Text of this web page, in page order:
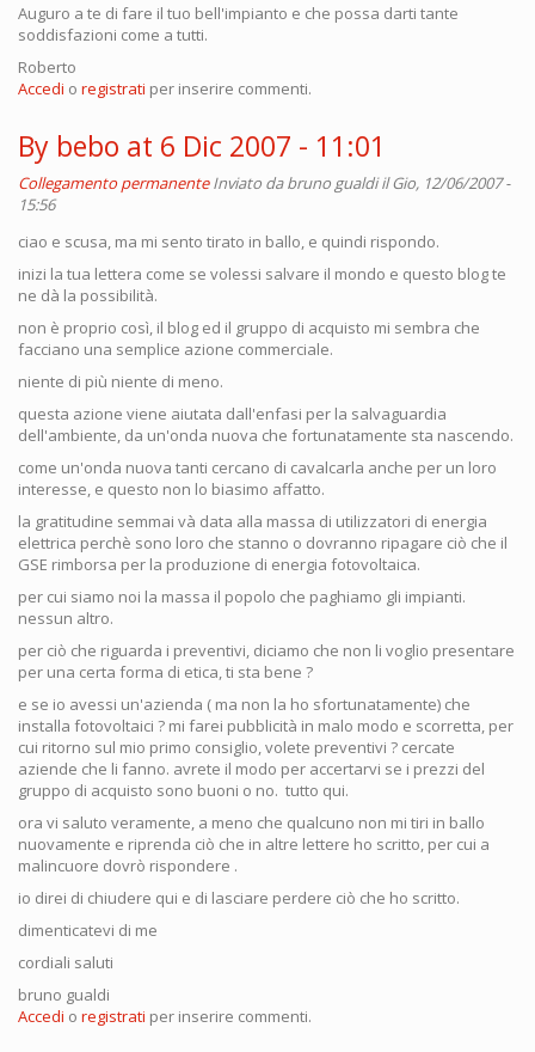
Auguro a te di fare il tuo bell'impianto e che possa darti tante
soddisfazioni come a tutti.
Roberto
Accedi o registrati per inserire commenti.
By bebo at 6 Dic 2007 - 11:01
Collegamento permanente Inviato dabruno gualdiil Gio, 12/06/2007 -
15:56
ciao e scusa, ma mi sento tirato in ballo, e quindi rispondo.
inizi la tua lettera come se volessi salvare il mondo e questo blog te
ne dà la possibilità.
non è proprio così, il blog ed il gruppo di acquisto mi sembra che
facciano una semplice azione commerciale.
niente di più niente di meno.
questa azione viene aiutata dall'enfasi per la salvaguardia
dell'ambiente, da un'onda nuova che fortunatamente sta nascendo.
come un'onda nuova tanti cercano di cavalcarla anche per un loro
interesse, e questo non lo biasimo affatto.
la gratitudine semmai và data alla massa di utilizzatori di energia
elettrica perchè sono loro che stanno o dovranno ripagare ciò che il
GSE rimborsa per la produzione di energia fotovoltaica.
per cui siamo noi la massa il popolo che paghiamo gli impianti.
nessun altro.
per ciò che riguarda i preventivi, diciamo che non li voglio presentare
per una certa forma di etica, ti sta bene ?
e se io avessi un'azienda ( ma non la ho sfortunatamente) che
installa fotovoltaici ? mi farei pubblicità in malo modo e scorretta, per
cui ritorno sul mio primo consiglio, volete preventivi ? cercate
aziende che li fanno. avrete il modo per accertarvi se i prezzi del
gruppo di acquisto sono buoni o no. tutto qui.
ora vi saluto veramente, a meno che qualcuno non mi tiri in ballo
nuovamente e riprenda ciò che in altre lettere ho scritto, per cui a
malincuore dovrò rispondere .
io direi di chiudere qui e di lasciare perdere ciò che ho scritto.
dimenticatevi di me
cordiali saluti
bruno gualdi
Accedi o registrati per inserire commenti.